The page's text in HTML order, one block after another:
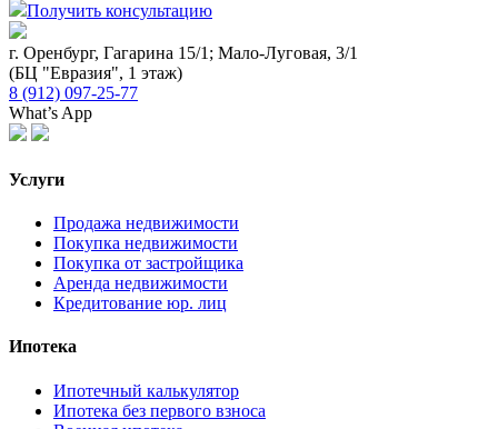
Получить консультацию
г. Оренбург, Гагарина 15/1; Мало-Луговая, 3/1
(БЦ "Евразия", 1 этаж)
8 (912) 097-25-77
What’s App
Услуги
Продажа недвижимости
Покупка недвижимости
Покупка от застройщика
Аренда недвижимости
Кредитование юр. лиц
Ипотека
Ипотечный калькулятор
Ипотека без первого взноса